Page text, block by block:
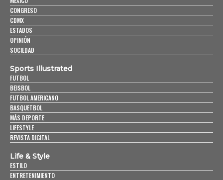
CONGRESO
CDMX
ESTADOS
OPINIÓN
SOCIEDAD
Sports Illustrated
FUTBOL
BEISBOL
FUTBOL AMERICANO
BASQUETBOL
MÁS DEPORTE
LIFESTYLE
REVISTA DIGITAL
Life & Style
ESTILO
ENTRETENIMIENTO